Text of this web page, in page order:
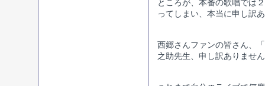
ところが、本番の歌唱では
ってしまい、本当に申し訳
西郷さんファンの皆さん、
之助先生、申し訳ありませ